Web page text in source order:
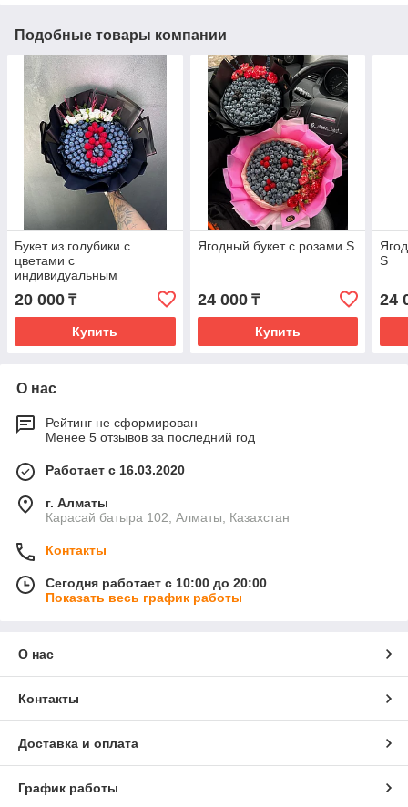
Подобные товары компании
Букет из голубики с
цветами с
индивидуальным
изменить
20 000 ₸
Купить
Ягодный букет с розами S
24 000₸
Купить
S
24
О нас
Рейтинг не сформирован
Менее 5 отзывов за последний год
Работает с 16.03.2020
г. Алматы
Карасай батыра 102, Алматы, Казахстан
Контакты
Сегодня работает с 10:00 до 20:00
Показать весь график работы
О нас
Контакты
Доставка и оплата
График работы